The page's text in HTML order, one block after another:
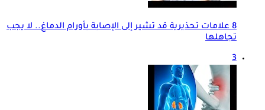
8 علامات تحذيرية قد تشير إلى الإصابة بأورام الدماغ.. لا يجب
تجاهلها
3